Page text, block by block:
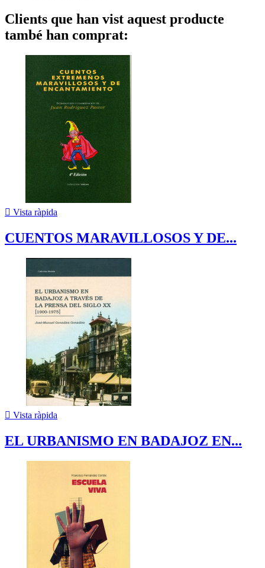
Clients que han vist aquest producte
també han comprat:
 Vista ràpida
CUENTOS MARAVILLOSOS Y DE...
 Vista ràpida
EL URBANISMO EN BADAJOZ EN...